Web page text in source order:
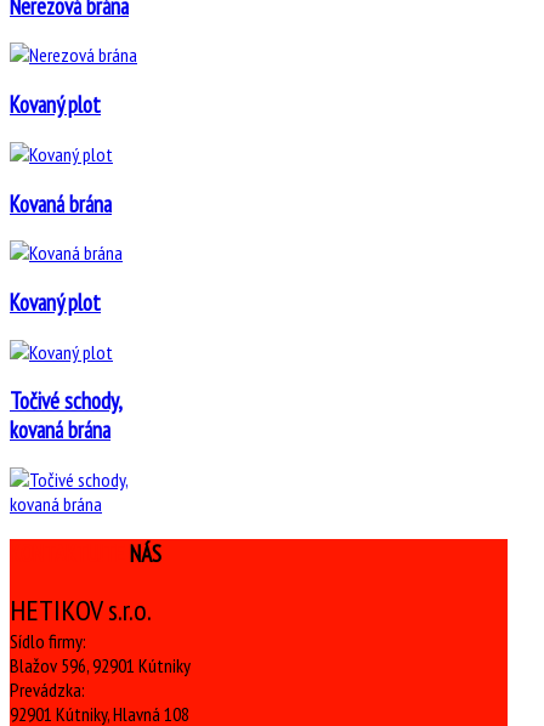
Kovaný plot
Kovaná brána
Kovaný plot
Točivé schody,
kovaná brána
NÁS
HETIKOV s.r.o.
Sídlo firmy:
Blažov 596, 92901 Kútniky
Prevádzka:
92901 Kútniky, Hlavná 108